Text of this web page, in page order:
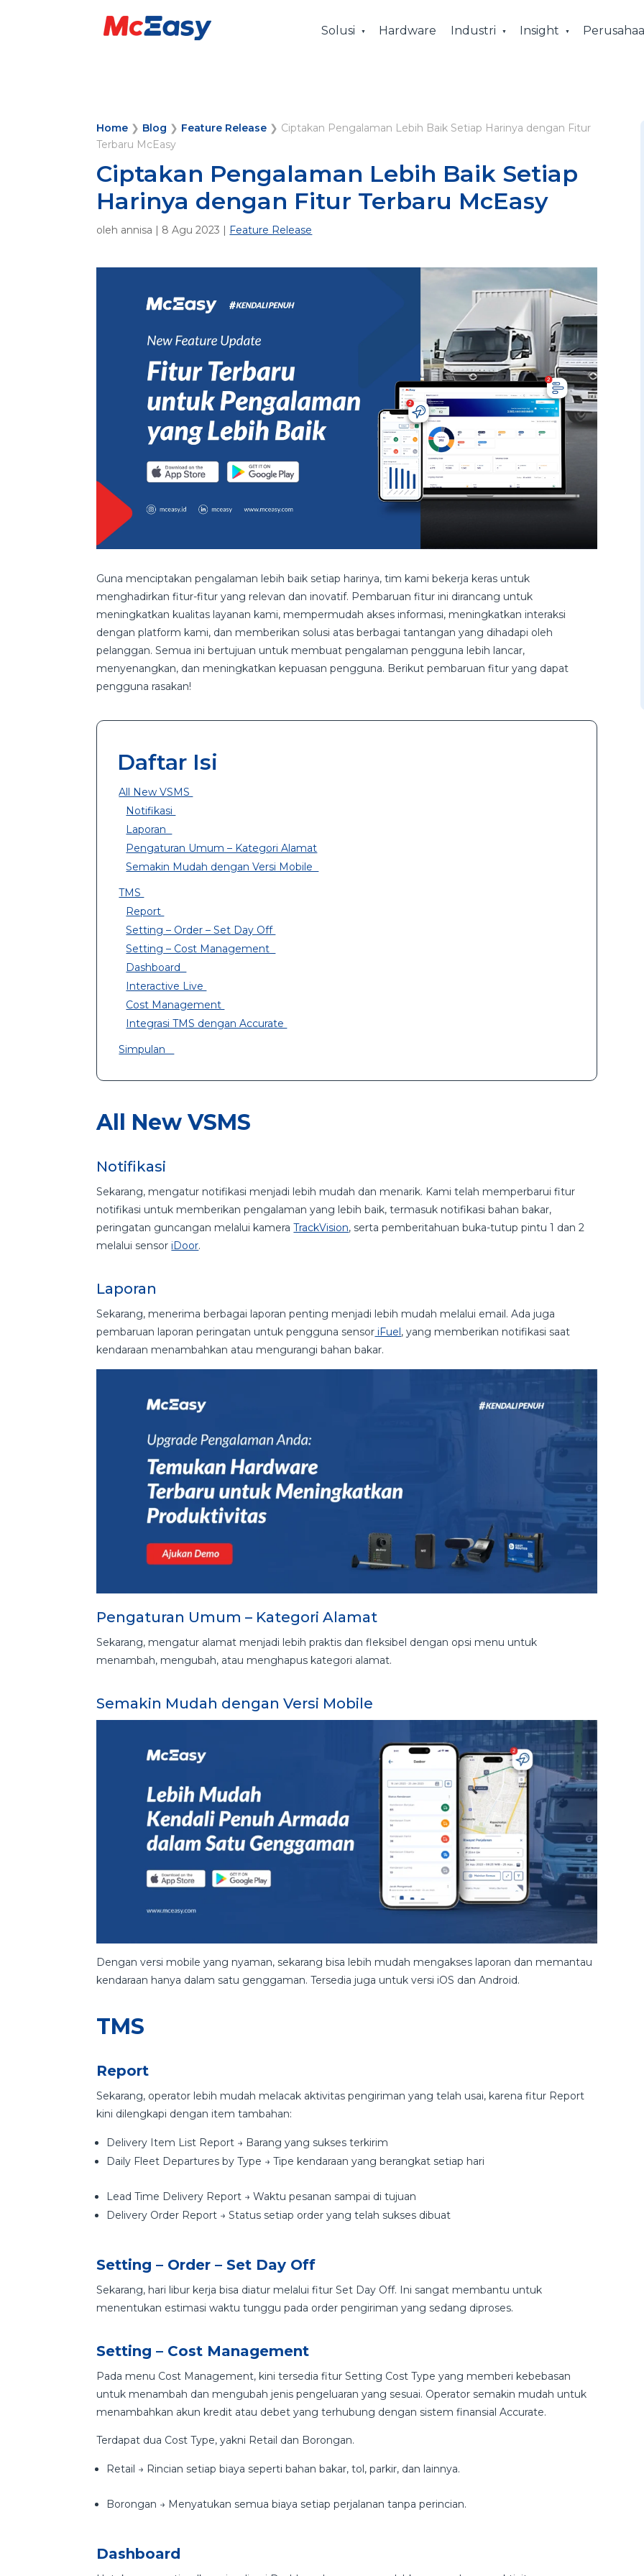
Solusi Hardware Industri Insight
Home ❯ Blog ❯ Feature Release ❯ Ciptakan Pengalaman Lebih Baik Setiap Harinya dengan Fitur
Terbaru McEasy
Ciptakan Pengalaman Lebih Baik Setiap
Harinya dengan Fitur Terbaru McEasy
oleh annisa | 8 Agu 2023 | Feature Release
Guna menciptakan pengalaman lebih baik setiap harinya, tim kami bekerja keras untuk
menghadirkan fitur-fitur yang relevan dan inovatif. Pembaruan fitur ini dirancang untuk
meningkatkan kualitas layanan kami, mempermudah akses informasi, meningkatkan interaksi
dengan platform kami, dan memberikan solusi atas berbagai tantangan yang dihadapi oleh
pelanggan. Semua ini bertujuan untuk membuat pengalaman pengguna lebih lancar,
menyenangkan, dan meningkatkan kepuasan pengguna. Berikut pembaruan fitur yang dapat
pengguna rasakan!
Daftar Isi
All New VSMS
Notifikasi
Laporan
Pengaturan Umum – Kategori Alamat
Semakin Mudah dengan Versi Mobile
TMS
Report
Setting – Order – Set Day Off
Setting – Cost Management
Dashboard
Interactive Live
Cost Management
Integrasi TMS dengan Accurate
Simpulan
All New VSMS
Notifikasi
Sekarang, mengatur notifikasi menjadi lebih mudah dan menarik. Kami telah memperbarui fitur
notifikasi untuk memberikan pengalaman yang lebih baik, termasuk notifikasi bahan bakar,
peringatan guncangan melalui kameraTrackVision, serta pemberitahuan buka-tutup pintu 1 dan 2
melalui sensoriDoor.
Laporan
Sekarang, menerima berbagai laporan penting menjadi lebih mudah melalui email. Ada juga
pembaruan laporan peringatan untuk pengguna sensor iFuel, yang memberikan notifikasi saat
kendaraan menambahkan atau mengurangi bahan bakar.
Pengaturan Umum – Kategori Alamat
Sekarang, mengatur alamat menjadi lebih praktis dan fleksibel dengan opsi menu untuk
menambah, mengubah, atau menghapus kategori alamat.
Semakin Mudah dengan Versi Mobile
Dengan versi mobile yang nyaman, sekarang bisa lebih mudah mengakses laporan dan memantau
kendaraan hanya dalam satu genggaman. Tersedia juga untuk versi iOS dan Android.
TMS
Report
Sekarang, operator lebih mudah melacak aktivitas pengiriman yang telah usai, karena fitur Report
kini dilengkapi dengan item tambahan:
Delivery Item List Report → Barang yang sukses terkirim
Daily Fleet Departures by Type → Tipe kendaraan yang berangkat setiap hari
Lead Time Delivery Report → Waktu pesanan sampai di tujuan
Delivery Order Report → Status setiap order yang telah sukses dibuat
Setting – Order – Set Day Off
Sekarang, hari libur kerja bisa diatur melalui fitur Set Day Off. Ini sangat membantu untuk
menentukan estimasi waktu tunggu pada order pengiriman yang sedang diproses.
Setting – Cost Management
Pada menu Cost Management, kini tersedia fitur Setting Cost Type yang memberi kebebasan
untuk menambah dan mengubah jenis pengeluaran yang sesuai. Operator semakin mudah untuk
menambahkan akun kredit atau debet yang terhubung dengan sistem finansial Accurate.
Terdapat dua Cost Type, yakni Retail dan Borongan.
Retail → Rincian setiap biaya seperti bahan bakar, tol, parkir, dan lainnya.
Borongan → Menyatukan semua biaya setiap perjalanan tanpa perincian.
Dashboard